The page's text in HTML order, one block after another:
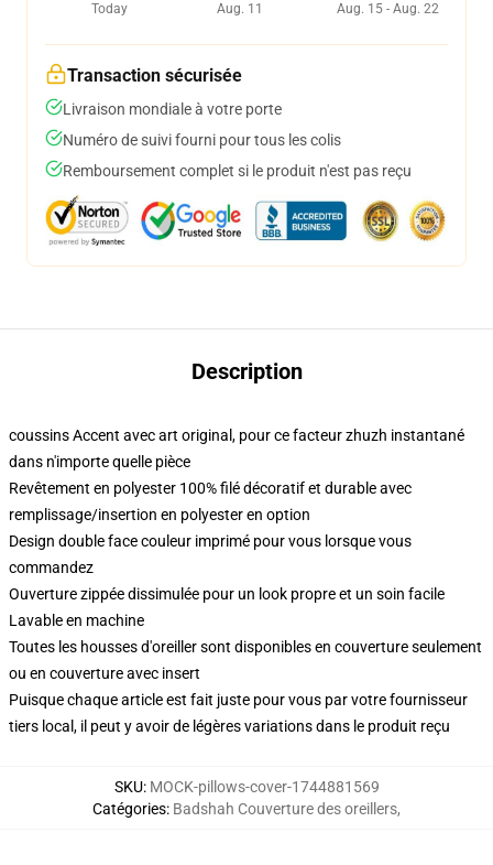
Today
Aug. 11
Aug. 15 - Aug. 22
Transaction sécurisée
Livraison mondiale à votre porte
Numéro de suivi fourni pour tous les colis
Remboursement complet si le produit n'est pas reçu
Description
coussins Accent avec art original, pour ce facteur zhuzh instantané
dans n'importe quelle pièce
Revêtement en polyester 100% filé décoratif et durable avec
remplissage/insertion en polyester en option
Design double face couleur imprimé pour vous lorsque vous
commandez
Ouverture zippée dissimulée pour un look propre et un soin facile
Lavable en machine
Toutes les housses d'oreiller sont disponibles en couverture seulement
ou en couverture avec insert
Puisque chaque article est fait juste pour vous par votre fournisseur
tiers local, il peut y avoir de légères variations dans le produit reçu
SKU: MOCK-pillows-cover-1744881569
Catégories: Badshah Couverture des oreillers,